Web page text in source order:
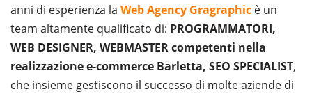
anni di esperienza la Web Agency Gragraphic è un
team altamente qualificato di: PROGRAMMATORI,
WEB DESIGNER, WEBMASTER competenti nella
realizzazione e-commerce Barletta, SEO SPECIALIST,
che insieme gestiscono il successo di molte aziende di